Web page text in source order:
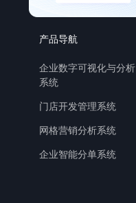
产品导航
企业数字可视化与分析
系统
门店开发管理系统
网格营销分析系统
企业智能分单系统